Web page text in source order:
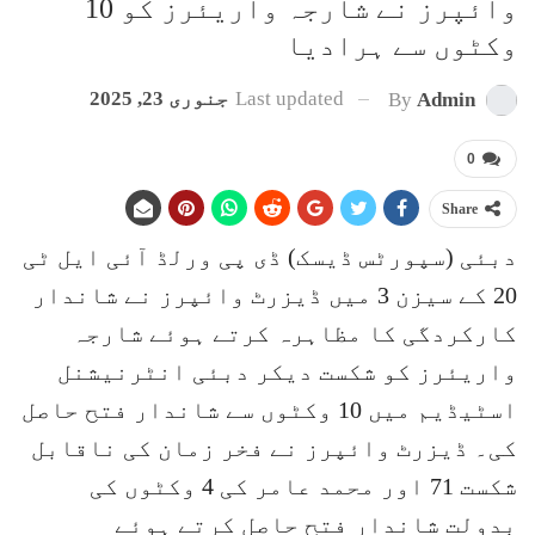
وائپرز نے شارجہ واریئرز کو 10
وکٹوں سے ہرادیا
By Admin
Last updated جنوری 23, 2025
0
Share
دبئی (سپورٹس ڈیسک) ڈی پی ورلڈ آئی ایل ٹی
20 کے سیزن 3 میں ڈیزرٹ وائپرز نے شاندار
کارکردگی کا مظاہرہ کرتے ہوئے شارجہ
واریئرز کو شکست دیکر دبئی انٹرنیشنل
اسٹیڈیم میں 10 وکٹوں سے شاندار فتح حاصل
کی۔ ڈیزرٹ وائپرز نے فخر زمان کی ناقابل
شکست 71 اور محمد عامر کی 4 وکٹوں کی
بدولت شاندار فتح حاصل کرتے ہوئے